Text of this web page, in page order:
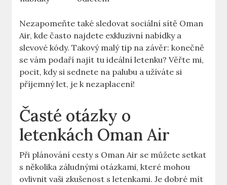
Nezapomeňte také sledovat sociální sítě Oman
Air, kde často najdete exkluzivní nabídky a
slevové kódy. Takový malý tip na závěr: konečně
se vám podaří najít tu ideální letenku? Věřte mi,
pocit, kdy si sednete na palubu a užíváte si
příjemný let, je k nezaplacení!
Časté otázky o
letenkách Oman Air
Při plánování cesty s Oman Air se můžete setkat
s několika záludnými otázkami, které mohou
ovlivnit vaši zkušenost s letenkami. Je dobré mít